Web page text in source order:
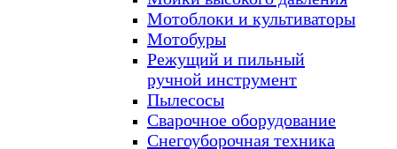
Мотоблоки и культиваторы
Мотобуры
Режущий и пильный
ручной инструмент
Пылесосы
Сварочное оборудование
Снегоуборочная техника